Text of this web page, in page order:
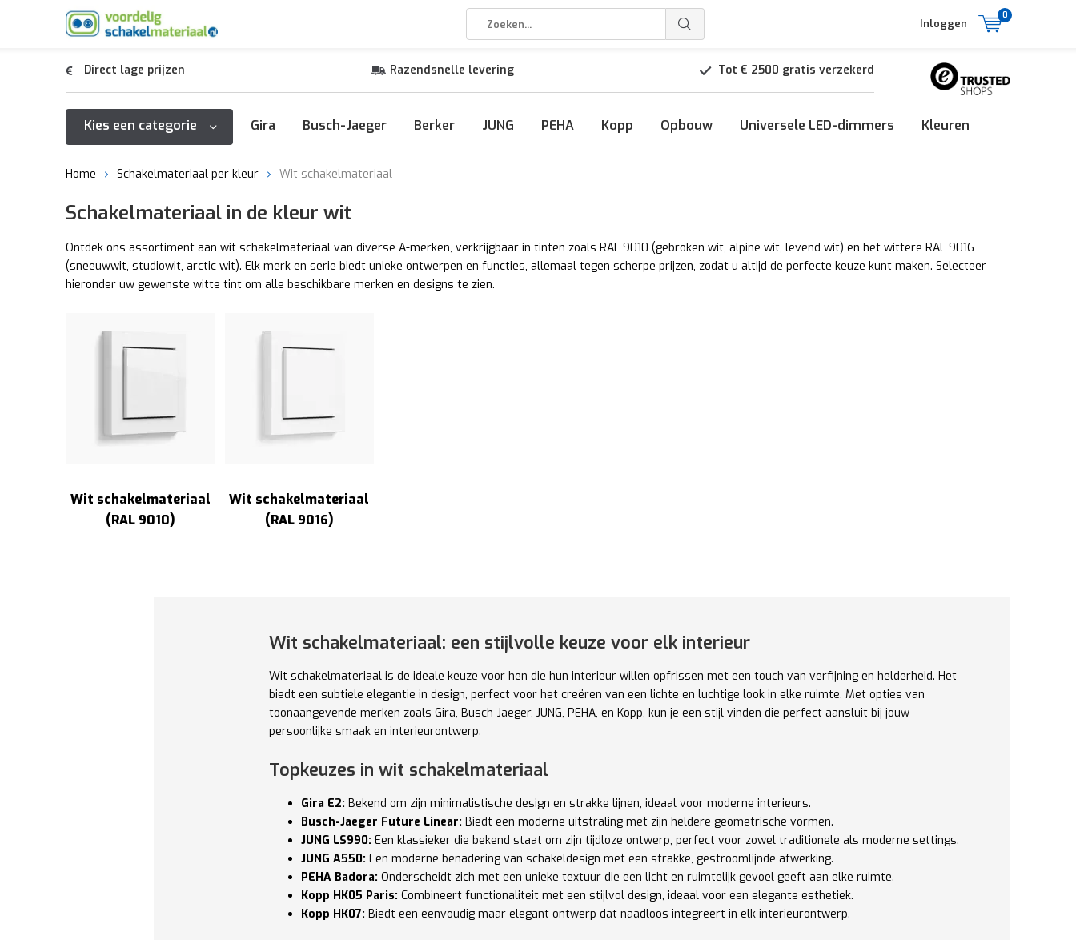
Inloggen
0
Direct lage prijzen Razendsnelle levering Tot € 2500 gratis verzekerd
Kies een categorie Gira Busch-Jaeger Berker JUNG PEHA Kopp Opbouw Universele LED-dimmers Kleuren
Home Schakelmateriaal per kleur Wit schakelmateriaal
Schakelmateriaal in de kleur wit
Ontdek ons assortiment aan wit schakelmateriaal van diverse A-merken, verkrijgbaar in tinten zoals RAL 9010 (gebroken wit, alpine wit, levend wit) en het wittere RAL 9016
(sneeuwwit, studiowit, arctic wit). Elk merk en serie biedt unieke ontwerpen en functies, allemaal tegen scherpe prijzen, zodat u altijd de perfecte keuze kunt maken. Selecteer
hieronder uw gewenste witte tint om alle beschikbare merken en designs te zien.
Wit schakelmateriaal
(RAL 9010)
Wit schakelmateriaal
(RAL 9016)
Wit schakelmateriaal: een stijlvolle keuze voor elk interieur
Wit schakelmateriaal is de ideale keuze voor hen die hun interieur willen opfrissen met een touch van verfijning en helderheid. Het
biedt een subtiele elegantie in design, perfect voor het creëren van een lichte en luchtige look in elke ruimte. Met opties van
toonaangevende merken zoals Gira, Busch-Jaeger, JUNG, PEHA, en Kopp, kun je een stijl vinden die perfect aansluit bij jouw
persoonlijke smaak en interieurontwerp.
Topkeuzes in wit schakelmateriaal
Gira E2: Bekend om zijn minimalistische design en strakke lijnen, ideaal voor moderne interieurs.
Busch-Jaeger Future Linear: Biedt een moderne uitstraling met zijn heldere geometrische vormen.
JUNG LS990: Een klassieker die bekend staat om zijn tijdloze ontwerp, perfect voor zowel traditionele als moderne settings.
JUNG A550: Een moderne benadering van schakeldesign met een strakke, gestroomlijnde afwerking.
PEHA Badora: Onderscheidt zich met een unieke textuur die een licht en ruimtelijk gevoel geeft aan elke ruimte.
Kopp HK05 Paris: Combineert functionaliteit met een stijlvol design, ideaal voor een elegante esthetiek.
Kopp HK07: Biedt een eenvoudig maar elegant ontwerp dat naadloos integreert in elk interieurontwerp.